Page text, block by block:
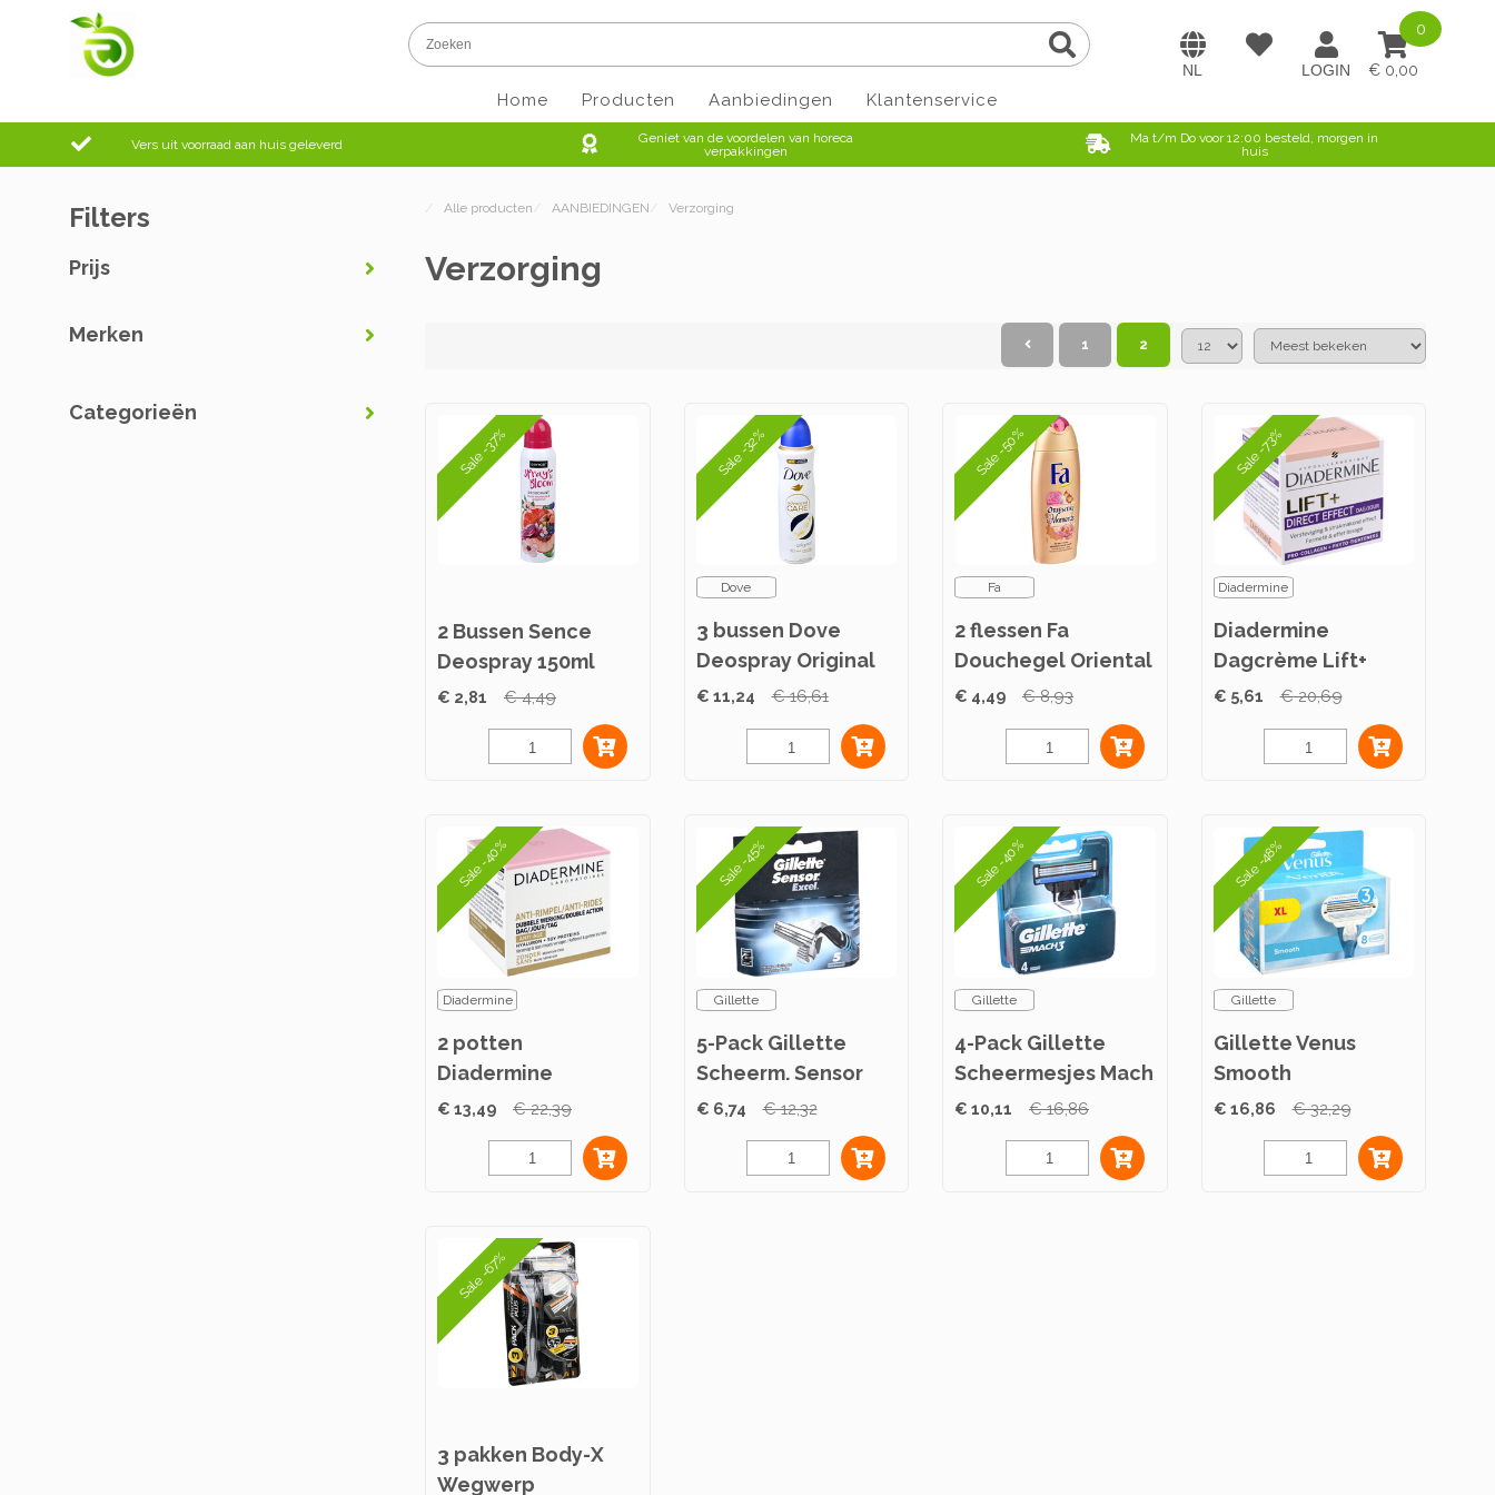
0,00
0
Home Producten Aanbiedingen Klantenservice
Vers uit voorraad aan huis geleverd
Geniet van de voordelen van horeca
verpakkingen
Ma t/m Do voor 12:00 besteld, morgen in
huis
/ Alle producten / AANBIEDINGEN / Verzorging
Verzorging
< 1 2
Sale -37%
2 Bussen Sence
Deospray 150ml
€ 2,81 € 4,49
Sale -32%
Dove
3 bussen Dove
Deospray Original
150ml
€ 11,24 € 16,61
Sale -50%
Fa
2 flessen Fa
Douchegel Oriental
Moments 250ml
€ 4,49 € 8,93
Sale -73%
Diadermine
Diadermine
Dagcrème Lift+
Direct Effect 50ml
€ 5,61 € 20,69
Sale -40%
Diadermine
2 potten
Diadermine
Dagcrème Anti-
€ 13,49 € 22,39
Sale -45%
Gillette
5-Pack Gillette
Scheerm. Sensor
Excel 5
€ 6,74 € 12,32
Sale -40%
Gillette
4-Pack Gillette
Scheermesjes Mach
3
€ 10,11 € 16,86
Sale -48%
Gillette
Gillette Venus
Smooth
Scheermesjes 8-
€ 16,86 € 32,29
Sale -67%
3 pakken Body-X
Wegwerp
Filters
Prijs
Merken
Categorieën